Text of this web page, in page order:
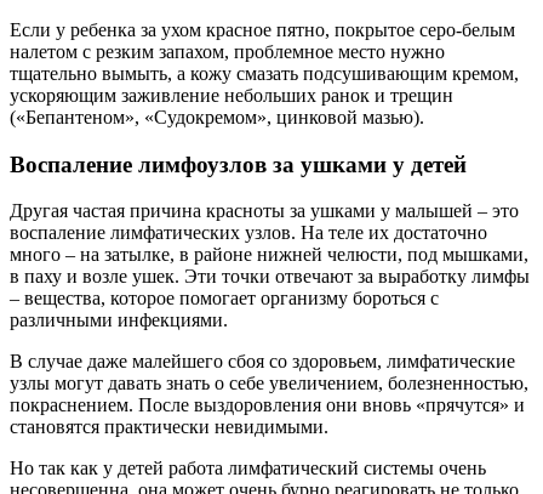
Если у ребенка за ухом красное пятно, покрытое серо-белым
налетом с резким запахом, проблемное место нужно
тщательно вымыть, а кожу смазать подсушивающим кремом,
ускоряющим заживление небольших ранок и трещин
(«Бепантеном», «Судокремом», цинковой мазью).
Воспаление лимфоузлов за ушками у детей
Другая частая причина красноты за ушками у малышей – это
воспаление лимфатических узлов. На теле их достаточно
много – на затылке, в районе нижней челюсти, под мышками,
в паху и возле ушек. Эти точки отвечают за выработку лимфы
– вещества, которое помогает организму бороться с
различными инфекциями.
В случае даже малейшего сбоя со здоровьем, лимфатические
узлы могут давать знать о себе увеличением, болезненностью,
покраснением. После выздоровления они вновь «прячутся» и
становятся практически невидимыми.
Но так как у детей работа лимфатический системы очень